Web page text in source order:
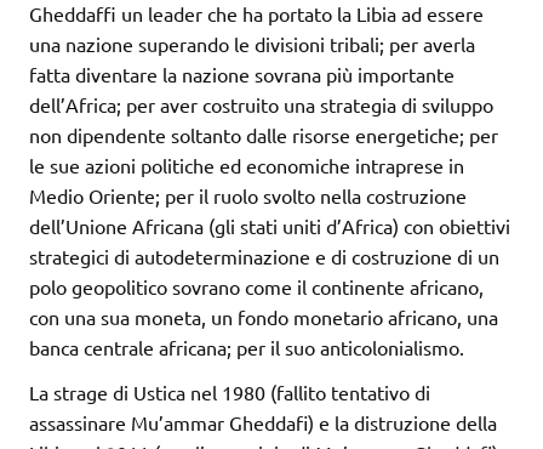
Gheddaffi un leader che ha portato la Libia ad essere
una nazione superando le divisioni tribali; per averla
fatta diventare la nazione sovrana più importante
dell’Africa; per aver costruito una strategia di sviluppo
non dipendente soltanto dalle risorse energetiche; per
le sue azioni politiche ed economiche intraprese in
Medio Oriente; per il ruolo svolto nella costruzione
dell’Unione Africana (gli stati uniti d’Africa) con obiettivi
strategici di autodeterminazione e di costruzione di un
polo geopolitico sovrano come il continente africano,
con una sua moneta, un fondo monetario africano, una
banca centrale africana; per il suo anticolonialismo.
La strage di Ustica nel 1980 (fallito tentativo di
assassinare Mu’ammar Gheddafi) e la distruzione della